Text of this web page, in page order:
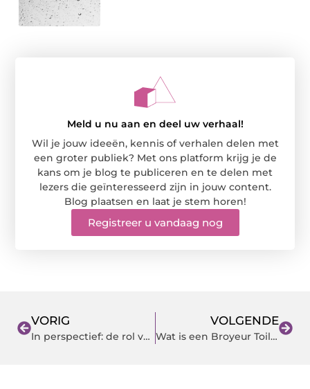
Meld u nu aan en deel uw verhaal!
Wil je jouw ideeën, kennis of verhalen delen met
een groter publiek? Met ons platform krijg je de
kans om je blog te publiceren en te delen met
lezers die geïnteresseerd zijn in jouw content.
Blog plaatsen en laat je stem horen!
Registreer u vandaag nog
VORIG
In perspectief: de rol van veilige betonapparatuur in de bouw
VOLGENDE
Wat is een Broyeur Toilet en Hoe Werkt het?